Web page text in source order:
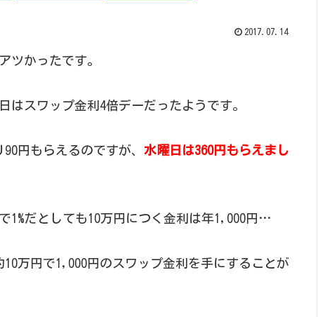
2017.07.14
ツかったです。
スワップ金利4倍デーだったようです。
円もらえるのですが、 水曜日は360円もらえまし
1%だとしても10万円につく金利は年1,000円…
万円で1,000円のスワップ金利を手にすることが